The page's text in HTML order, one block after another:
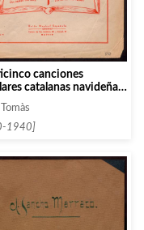
canciones
catalanas navideñas.
1
1940]